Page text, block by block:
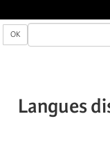
OK
Langues